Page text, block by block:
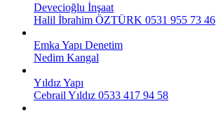
Devecioğlu İnşaat
Halil İbrahim ÖZTÜRK 0531 955 73 46
Emka Yapı Denetim
Nedim Kangal
Yıldız Yapı
Cebrail Yıldız 0533 417 94 58